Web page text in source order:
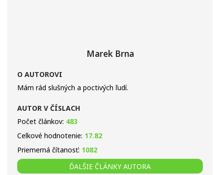
Marek Brna
O AUTOROVI
Mám rád slušných a poctivých ľudí.
AUTOR V ČÍSLACH
Počet článkov: 483
Celkové hodnotenie: 17.82
Priemerná čítanosť: 1082
ĎALŠIE ČLÁNKY AUTORA